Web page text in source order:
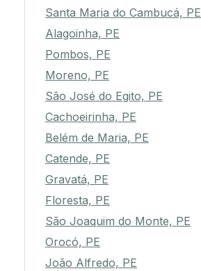
Santa Maria do Cambucá, PE
Alagoinha, PE
Pombos, PE
Moreno, PE
São José do Egito, PE
Cachoeirinha, PE
Belém de Maria, PE
Catende, PE
Gravatá, PE
Floresta, PE
São Joaquim do Monte, PE
Orocó, PE
João Alfredo, PE